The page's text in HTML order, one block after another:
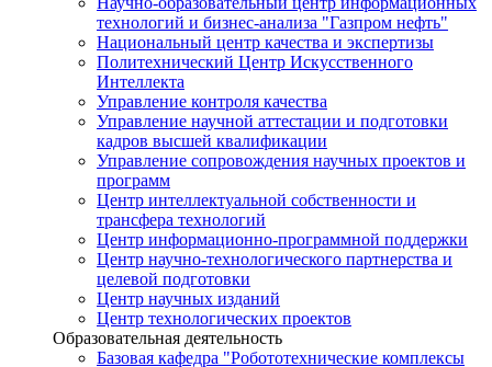
технологий и бизнес-анализа "Газпром нефть"
Национальный центр качества и экспертизы
Политехнический Центр Искусственного
Интеллекта
Управление контроля качества
Управление научной аттестации и подготовки
кадров высшей квалификации
Управление сопровождения научных проектов и
программ
Центр интеллектуальной собственности и
трансфера технологий
Центр информационно-программной поддержки
Центр научно-технологического партнерства и
целевой подготовки
Центр научных изданий
Центр технологических проектов
Образовательная деятельность
Базовая кафедра "Робототехнические комплексы